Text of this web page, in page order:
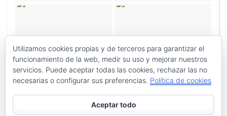
Utilizamos cookies propias y de terceros para garantizar el
funcionamiento de la web, medir su uso y mejorar nuestros
servicios. Puede aceptar todas las cookies, rechazar las no
necesarias o configurar sus preferencias. Política de cookies
Aceptar todo